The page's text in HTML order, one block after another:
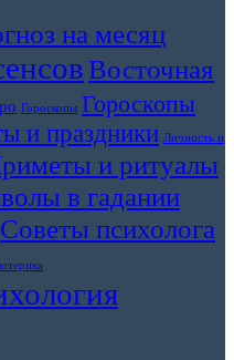
на месяц
Восточная
Гороскопы Гороскопы
и праздники Личность и
и ритуалы
в гадании
Советы психолога